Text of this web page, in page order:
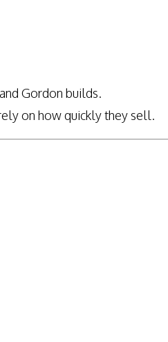
Gordon builds.
on how quickly they sell.